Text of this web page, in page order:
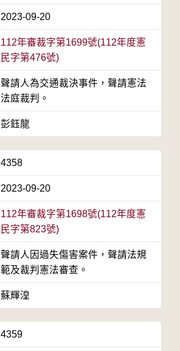
2023-09-20
112年審裁字第1699號(112年度憲
民字第476號)
聲請人為交通裁決事件，聲請憲法
法庭裁判。
彭鈺龍
4358
2023-09-20
112年審裁字第1698號(112年度憲
民字第823號)
聲請人因過失傷害案件，聲請法規
範及裁判憲法審查。
蘇輝湟
4359